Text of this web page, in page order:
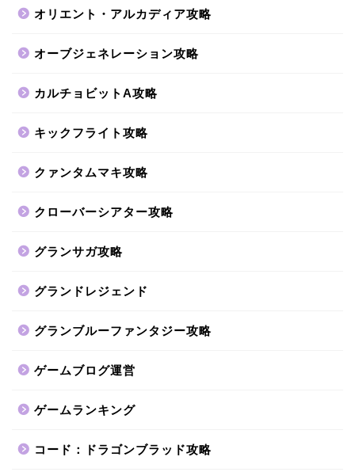
オリエント・アルカディア攻略
オーブジェネレーション攻略
カルチョビットA攻略
キックフライト攻略
クァンタムマキ攻略
クローバーシアター攻略
グランサガ攻略
グランドレジェンド
グランブルーファンタジー攻略
ゲームブログ運営
ゲームランキング
コード：ドラゴンブラッド攻略